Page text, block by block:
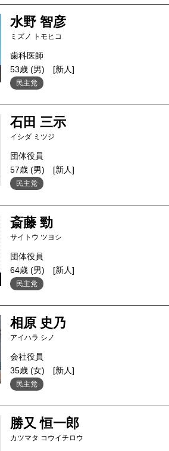
水野 智彦
ミズノ トモヒコ
歯科医師
53歳 (男)
[新人]
民主党
石田 三示
イシダ ミツジ
団体役員
57歳 (男)
[新人]
民主党
斎藤 勁
サイトウ ツヨシ
団体役員
64歳 (男)
[新人]
民主党
相原 史乃
アイハラ シノ
会社役員
35歳 (女)
[新人]
民主党
勝又 恒一郎
カツマタ コウイチロウ